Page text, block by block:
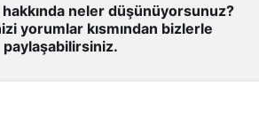
neler düşünüyorsunuz?
yorumlar kısmından bizlerle
paylaşabilirsiniz.